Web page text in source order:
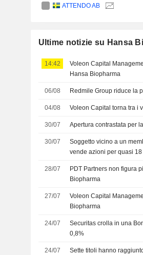
ATTENDO AB
Ultime notizie su Hansa
14:42
Voleon Capital
Hansa Biopharma
06/08 Redmile Group riduce la
04/08 Voleon Capital torna tra i
30/07 Apertura contrastata per
30/07
Soggetto vicino a un
vende azioni per quasi
28/07
PDT Partners non figura
Biopharma
27/07
Voleon Capital
Biopharma
24/07
Securitas crolla in una
0,8%
24/07
Sette titoli hanno